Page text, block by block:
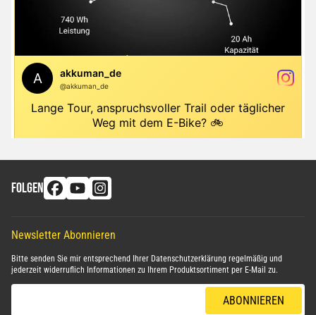
FOLGEN
Newsletter Abonnieren
Bitte senden Sie mir entsprechend Ihrer Datenschutzerklärung regelmäßig und
jederzeit widerruflich Informationen zu Ihrem Produktsortiment per E-Mail zu.
ABONNIEREN